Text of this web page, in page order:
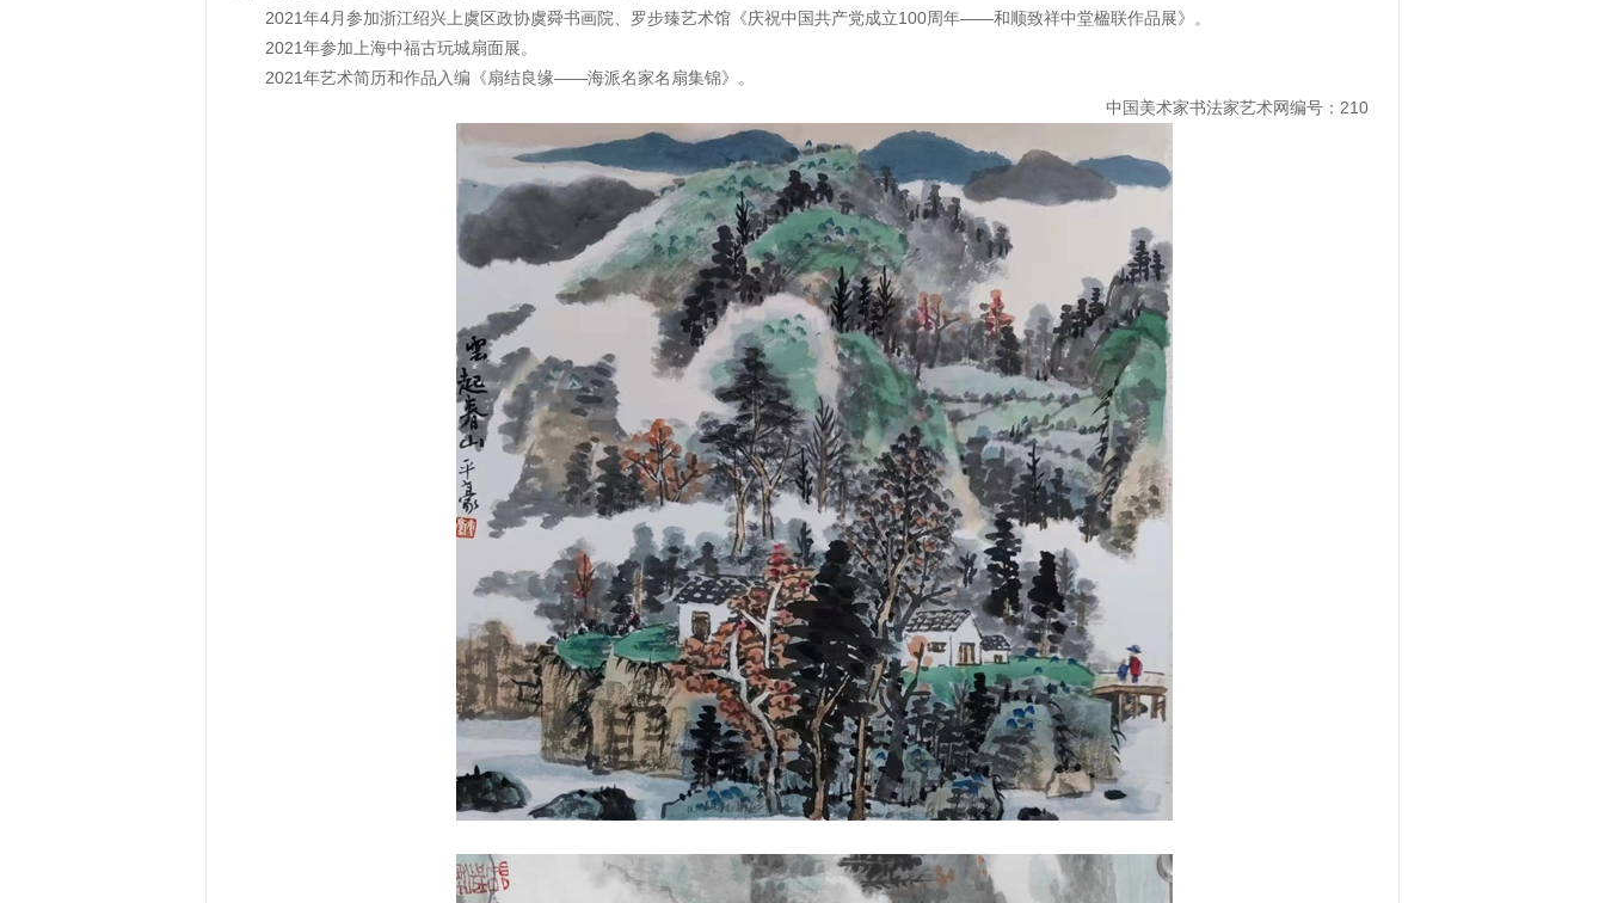
2021年4月参加浙江绍兴上虞区政协虞舜书画院、罗步臻艺术馆《庆祝中国共产党成立100周年——和顺致祥中堂楹联作品展》。
2021年参加上海中福古玩城扇面展。
2021年艺术简历和作品入编《扇结良缘——海派名家名扇集锦》。
中国美术家书法家艺术网编号：210